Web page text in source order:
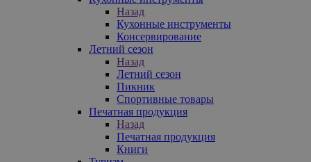
Назад
Кухонные инструменты
Консервирование
Летний сезон
Назад
Летний сезон
Пикник
Спортивные товары
Печатная продукция
Назад
Печатная продукция
Книги